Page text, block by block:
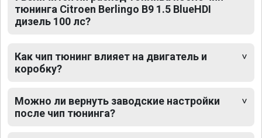
тюнинга Citroen Berlingo B9 1.5 BlueHDI
дизель 100 лс?
Как чип тюнинг влияет на двигатель и
коробку?
Можно ли вернуть заводские настройки
после чип тюнинга?